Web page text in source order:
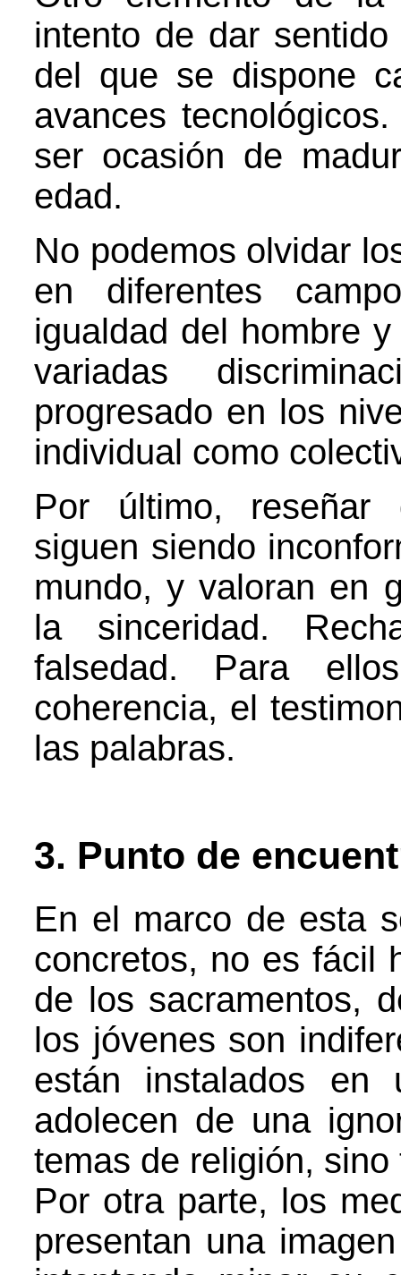
intento de dar
del que se dispone
avances
ser ocasión de
edad.
No podemos olvidar
en diferentes
igualdad del hombre
variadas
progresado en los
individual como
Por último, reseñar
siguen siendo
mundo, y valoran en
la sinceridad.
falsedad. Para
coherencia, el
las palabras.
3. Punto de
En el marco de esta
concretos, no es fácil
de los sacramentos,
los jóvenes son
están instalados
adolecen de una
temas de religión,
Por otra parte, los
presentan una